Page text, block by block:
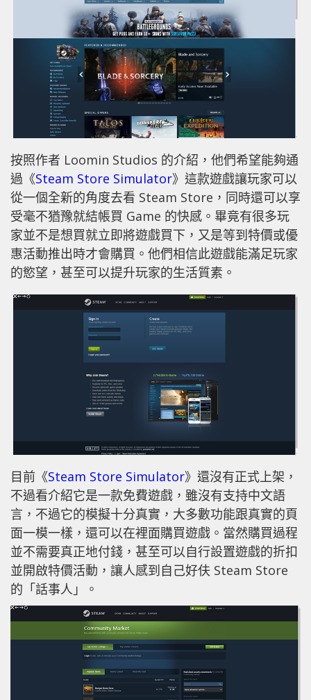
按照作者 Loomin Studios 的介紹，他們希望能夠通
過《Steam Store Simulator》這款遊戲讓玩家可以
從一個全新的角度去看 Steam Store，同時還可以享
受毫不猶豫就結帳買 Game 的快感。畢竟有很多玩
家並不是想買就立即將遊戲買下，又是等到特價或優
惠活動推出時才會購買。他們相信此遊戲能滿足玩家
的慾望，甚至可以提升玩家的生活質素。
目前《Steam Store Simulator》還沒有正式上架，
不過看介紹它是一款免費遊戲，雖沒有支持中文語
言，不過它的模擬十分真實，大多數功能跟真實的頁
面一模一樣，還可以在裡面購買遊戲。當然購買過程
並不需要真正地付錢，甚至可以自行設置遊戲的折扣
並開啟特價活動，讓人感到自己好伕 Steam Store
的「話事人」。